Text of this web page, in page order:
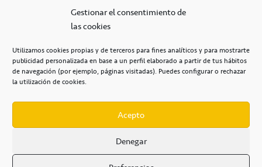
Gestionar el consentimiento de
las cookies
Utilizamos cookies propias y de terceros para fines analíticos y para mostrarte
publicidad personalizada en base a un perfil elaborado a partir de tus hábitos
de navegación (por ejemplo, páginas visitadas). Puedes configurar o rechazar
la utilización de cookies.
Acepto
Denegar
secretaria@cbcanarias.es
+34 922 253 684
Casa del Deporte / 38108 – La Laguna
POLÍTICA DE PRIVACIDAD / POLÍTICA DE COOKIES /